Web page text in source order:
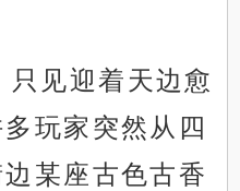
只见迎着天边愈
玩家突然从四
某座古色古香